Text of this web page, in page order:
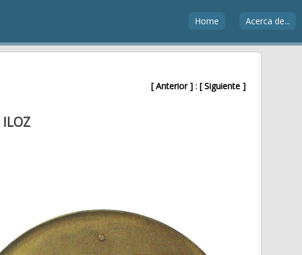
Home Acerca de...
[ Anterior ] :[ Siguiente ]
ILOZ